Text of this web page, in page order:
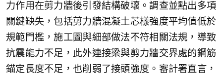
力作用在剪力牆後引發結構破壞。調查並點出多項
關鍵缺失，包括剪力牆混凝土芯樣強度平均值低於
規範門檻，施工圖與細部做法不符相關法規，導致
抗震能力不足，此外連接梁與剪力牆交界處的鋼筋
錨定長度不足，也削弱了接頭強度。審計署直言，